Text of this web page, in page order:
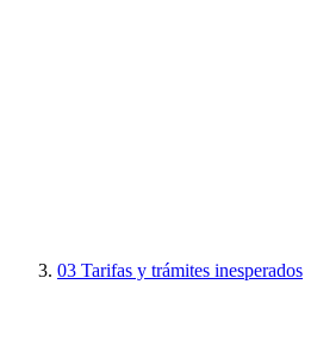
03 Tarifas y trámites inesperados